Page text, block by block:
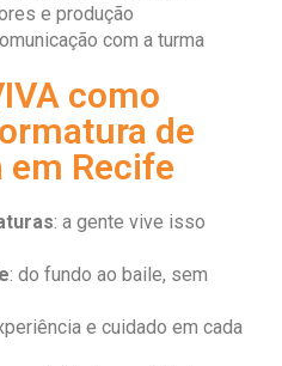
e produção
com a turma
como
de
em Recife
: a gente vive isso
: do fundo ao baile, sem
e cuidado em cada